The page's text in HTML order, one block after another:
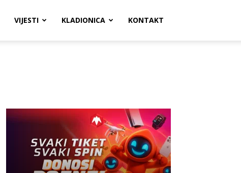
VIJESTI KLADIONICA KONTAKT